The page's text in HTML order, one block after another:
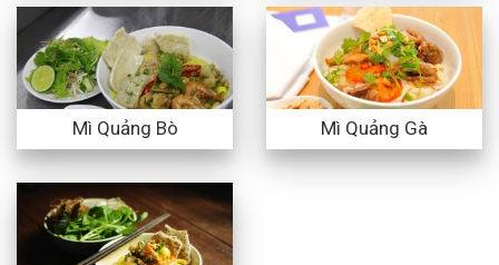
Mì Quảng Bò Mì Quảng Gà